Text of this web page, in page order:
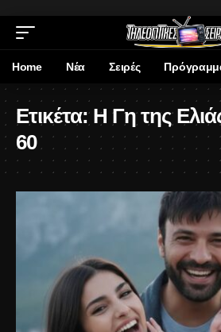
Home Νέα Σειρές
Ετικέτα:Η Γη της
60